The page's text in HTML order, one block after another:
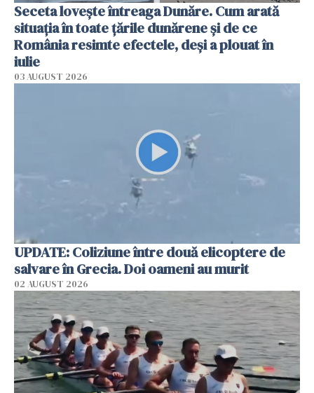
Seceta lovește întreaga Dunăre. Cum arată
situația în toate țările dunărene și de ce
România resimte efectele, deși a plouat în
iulie
03 AUGUST 2026
UPDATE: Coliziune între două elicoptere de
salvare în Grecia. Doi oameni au murit
02 AUGUST 2026